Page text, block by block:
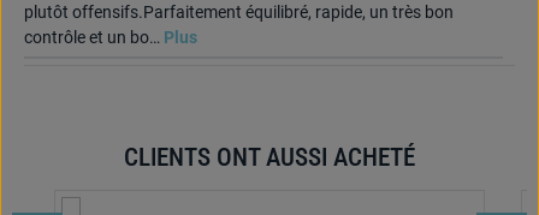
plutôt offensifs.Parfaitement équilibré, rapide, un très bon
contrôle et un bo… Plus
Ignorer la galerie de produits
CLIENTS ONT AUSSI ACHETÉ